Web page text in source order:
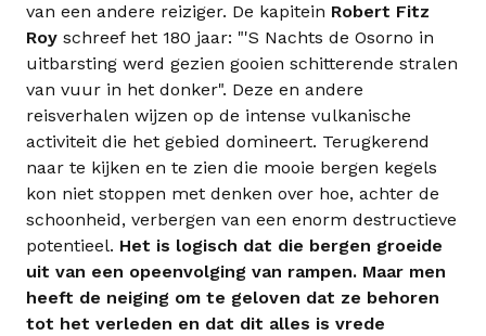
van een andere reiziger. De kapitein Robert Fitz
Roy schreef het 180 jaar: "'S Nachts de Osorno in
uitbarsting werd gezien gooien schitterende stralen
van vuur in het donker". Deze en andere
reisverhalen wijzen op de intense vulkanische
activiteit die het gebied domineert. Terugkerend
naar te kijken en te zien die mooie bergen kegels
kon niet stoppen met denken over hoe, achter de
schoonheid, verbergen van een enorm destructieve
potentieel. Het is logisch dat die bergen groeide
uit van een opeenvolging van rampen. Maar men
heeft de neiging om te geloven dat ze behoren
tot het verleden en dat dit alles is vrede